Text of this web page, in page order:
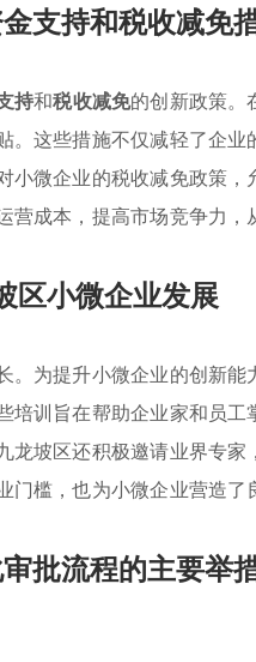
支持和税收减免
持和税收减免的创新政策。
这些措施不仅减轻了企业
微企业的税收减免政策，
成本，提高市场竞争力，
区小微企业发展
。为提升小微企业的创新能
培训旨在帮助企业家和员工
坡区还积极邀请业界专家
门槛，也为小微企业营造了
批流程的主要举